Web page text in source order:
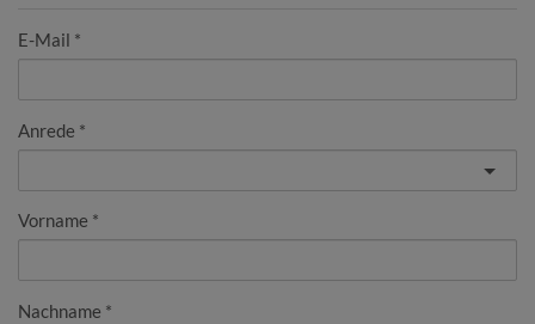
E-Mail
Anrede
Vorname
Nachname